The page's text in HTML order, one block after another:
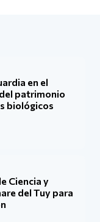
en el
patrimonio
biológicos
Ciencia y
del Tuy para